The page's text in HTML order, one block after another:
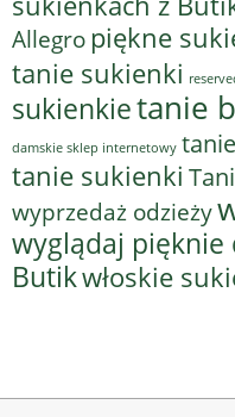
Allegropiękne
tanie sukienki
sukienkietanie
damskie sklep internetowy
tanie sukienki
wyprzedaż odzieży
wyglądaj pięknie
Butikwłoskie